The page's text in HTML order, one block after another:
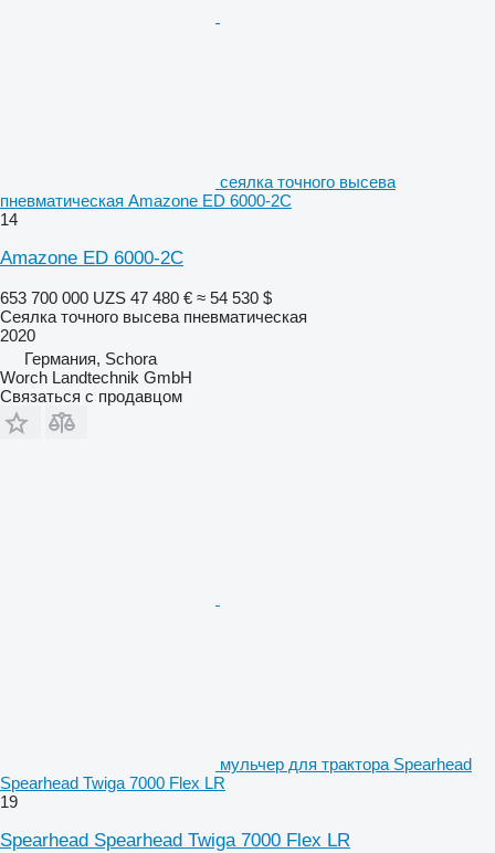
сеялка точного высева
пневматическая Amazone ED 6000-2C
14
Amazone ED 6000-2C
653 700 000 UZS 47 480 € ≈ 54 530 $
Сеялка точного высева пневматическая
2020
Германия, Schora
Worch Landtechnik GmbH
Связаться с продавцом
мульчер для трактора Spearhead
Spearhead Twiga 7000 Flex LR
19
Spearhead Spearhead Twiga 7000 Flex LR